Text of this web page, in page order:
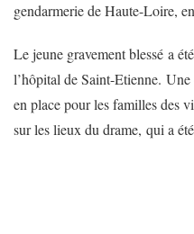
gendarmerie de Haute-Loire,
Le jeune gravement blessé a
l’hôpital de Saint-Etienne.
en place pour les familles des
sur les lieux du drame, qui a